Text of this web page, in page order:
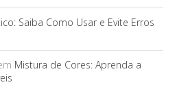
Saiba Como Usar e Evite Erros
Mistura de Cores: Aprenda a